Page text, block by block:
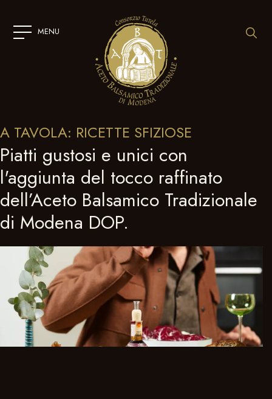
CONTENT MENU
A TAVOLA: RICETTE SFIZIOSE
Piatti gustosi e unici con
l'aggiunta del tocco raffinato
dell’Aceto Balsamico Tradizionale
di Modena DOP.